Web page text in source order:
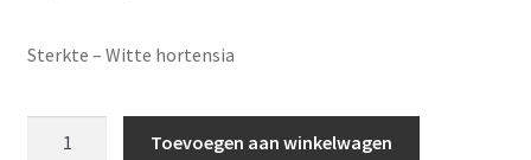
Sterkte – Witte hortensia
Toevoegen aan winkelwagen